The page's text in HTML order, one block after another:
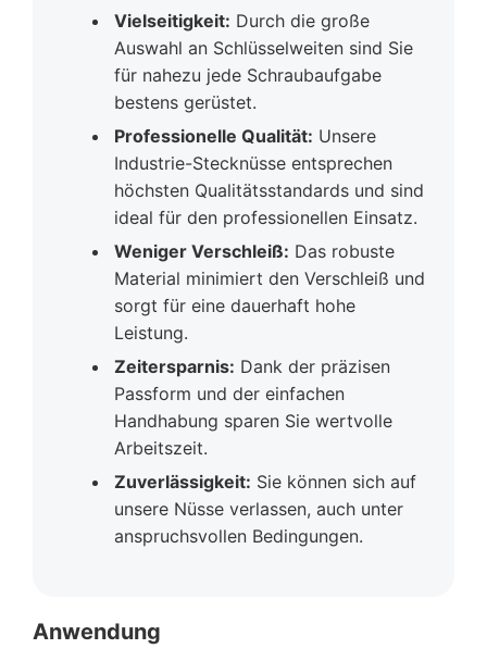
Vielseitigkeit: Durch die große
Auswahl an Schlüsselweiten sind Sie
für nahezu jede Schraubaufgabe
bestens gerüstet.
Professionelle Qualität: Unsere
Industrie-Stecknüsse entsprechen
höchsten Qualitätsstandards und sind
ideal für den professionellen Einsatz.
Weniger Verschleiß: Das robuste
Material minimiert den Verschleiß und
sorgt für eine dauerhaft hohe
Leistung.
Zeitersparnis: Dank der präzisen
Passform und der einfachen
Handhabung sparen Sie wertvolle
Arbeitszeit.
Zuverlässigkeit: Sie können sich auf
unsere Nüsse verlassen, auch unter
anspruchsvollen Bedingungen.
Anwendung